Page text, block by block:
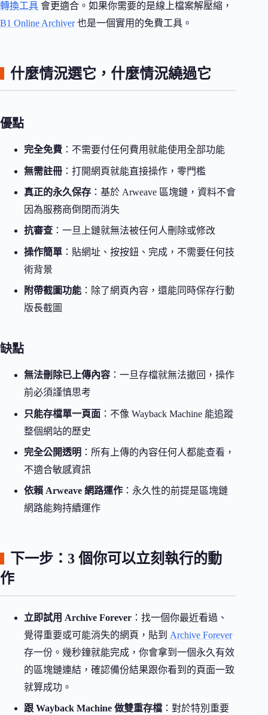
轉換工具 會更適合。如果你需要的是線上檔案解壓縮，
B1 Online Archiver也是一個實用的免費工具。
什麼情況選它，什麼情況繞過它
優點
完全免費 ：不需要付任何費用就能使用全部功能
無需註冊 ：打開網頁就能直接操作，零門檻
真正的永久保存 ：基於 Arweave 區塊鏈，資料不會
因為服務商倒閉而消失
抗審查 ：一旦上鏈就無法被任何人刪除或修改
操作簡單 ：貼網址、按按鈕、完成，不需要任何技
術背景
附帶截圖功能 ：除了網頁內容，還能同時保存行動
版長截圖
缺點
無法刪除已上傳內容 ：一旦存檔就無法撤回，操作
前必須謹慎思考
只能存檔單一頁面 ：不像 Wayback Machine 能追蹤
整個網站的歷史
完全公開透明 ：所有上傳的內容任何人都能查看，
不適合敏感資訊
依賴 Arweave 網路運作 ：永久性的前提是區塊鏈
網路能夠持續運作
下一步：3 個你可以立刻執行的動
作
立即試用 Archive Forever ：找一個你最近看過、
覺得重要或可能消失的網頁，貼到 Archive Forever
存一份。幾秒鐘就能完成，你會拿到一個永久有效
的區塊鏈連結，確認備份結果跟你看到的頁面一致
就算成功。
跟 Wayback Machine 做雙重存檔 ：對於特別重要